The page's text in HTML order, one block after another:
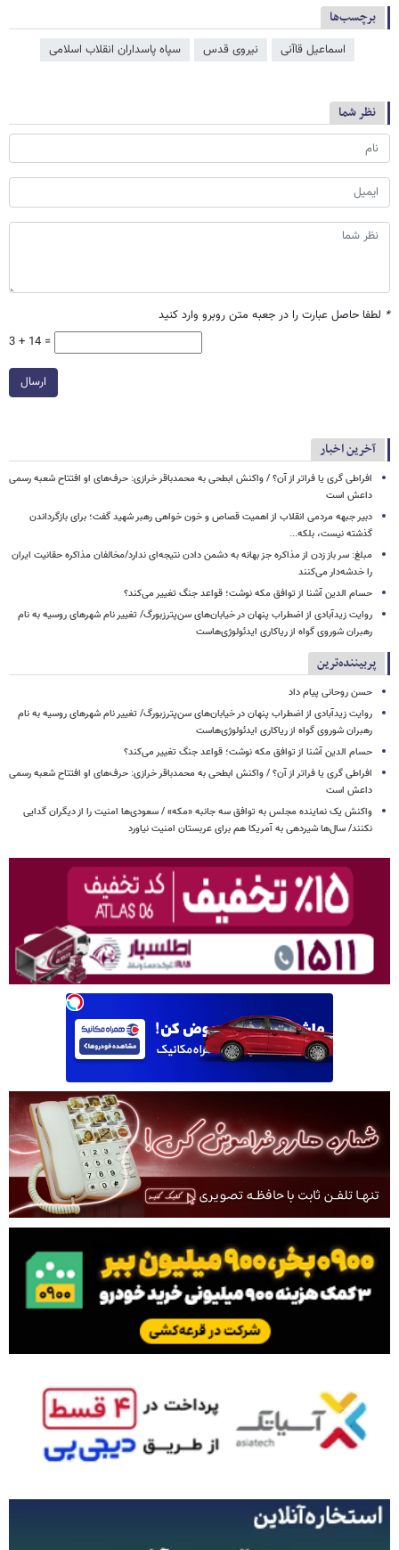
برچسب‌ها
اسماعیل قاآنی نیروی قدس سپاه پاسداران انقلاب اسلامی
نظر شما
* لطفا حاصل عبارت را در جعبه متن روبرو وارد کنید
3 + 14 =
ارسال
آخرین اخبار
افراطی گری یا فراتر از آن؟ / واکنش ابطحی به محمدباقر خرازی: حرف‌های او افتتاح شعبه رسمی
داعش است
دبیر جبهه مردمی انقلاب از اهمیت قصاص و خون خواهی رهبر شهید گفت؛ برای بازگرداندن
گذشته نیست، بلکه...
مبلغ: سر باز زدن از مذاکره‌ جز بهانه به دشمن دادن نتیجه‌ای ندارد/مخالفان مذاکره حقانیت ایران
را خدشه‌دار می‌کنند
حسام الدین آشنا از توافق مکه نوشت؛ قواعد جنگ تغییر می‌کند؟
روایت زیدآبادی از اضطراب پنهان در خیابان‌های سن‌پترزبورگ/ تغییر نام شهرهای روسیه به نام
رهبران شوروی گواه از ریاکاری ایدئولوژی‌هاست
پربیننده‌ترین
حسن روحانی پیام داد
روایت زیدآبادی از اضطراب پنهان در خیابان‌های سن‌پترزبورگ/ تغییر نام شهرهای روسیه به نام
رهبران شوروی گواه از ریاکاری ایدئولوژی‌هاست
حسام الدین آشنا از توافق مکه نوشت؛ قواعد جنگ تغییر می‌کند؟
افراطی گری یا فراتر از آن؟ / واکنش ابطحی به محمدباقر خرازی: حرف‌های او افتتاح شعبه رسمی
داعش است
واکنش یک نماینده مجلس به توافق سه جانبه «مکه» / سعودی‌ها امنیت را از دیگران گدایی
نکنند/ سال‌ها شیردهی به آمریکا هم برای عربستان امنیت نیاورد